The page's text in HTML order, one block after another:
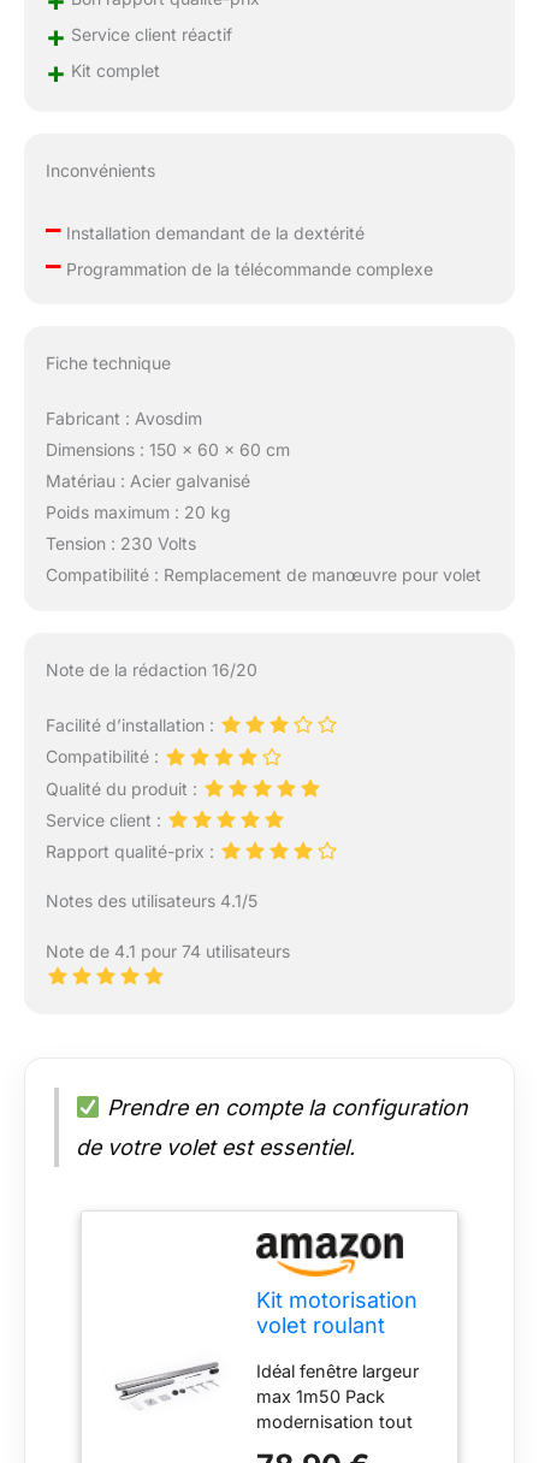
+ Service client réactif
+ Kit complet
Inconvénients
–Installation demandant de la dextérité
–Programmation de la télécommande complexe
Fiche technique
Fabricant : Avosdim
Dimensions : 150 x 60 x 60 cm
Matériau : Acier galvanisé
Poids maximum : 20 kg
Tension : 230 Volts
Compatibilité : Remplacement de manœuvre pour volet
Note de la rédaction 16/20
Facilité d’installation :
Compatibilité :
Qualité du produit :
Service client :
Rapport qualité-prix :
Notes des utilisateurs 4.1/5
Note de 4.1 pour 74 utilisateurs
Prendre en compte la configuration
de votre volet est essentiel.
Kit motorisation
volet roulant
max 20kg avec
télécommande,
axe octo 60mm
Idéal fenêtre largeur
max 1m50 Pack
modernisation tout